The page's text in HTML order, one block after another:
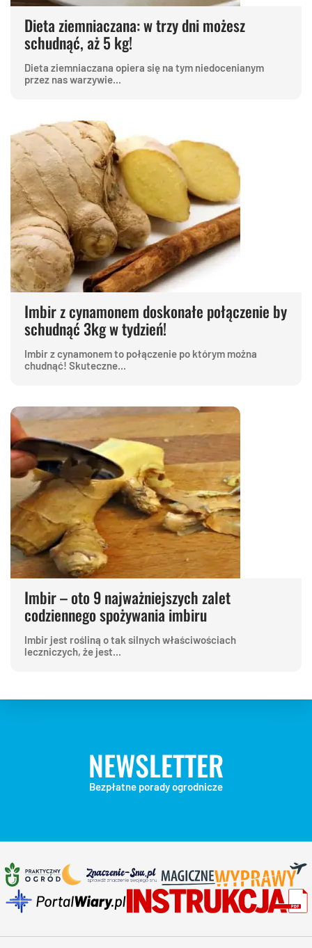
Dieta ziemniaczana: w trzy dni możesz
schudnąć, aż 5 kg!
Dieta ziemniaczana opiera się na tym niedocenianym
przez nas warzywie...
Imbir z cynamonem doskonałe połączenie by
schudnąć 3kg w tydzień!
Imbir z cynamonem to połączenie po którym można
chudnąć! Skuteczne...
Imbir – oto 9 najważniejszych zalet
codziennego spożywania imbiru
Imbir jest rośliną o tak silnych właściwościach
leczniczych, że jest...
NEWSLETTER
Bezpłatne porady ogrodnicze